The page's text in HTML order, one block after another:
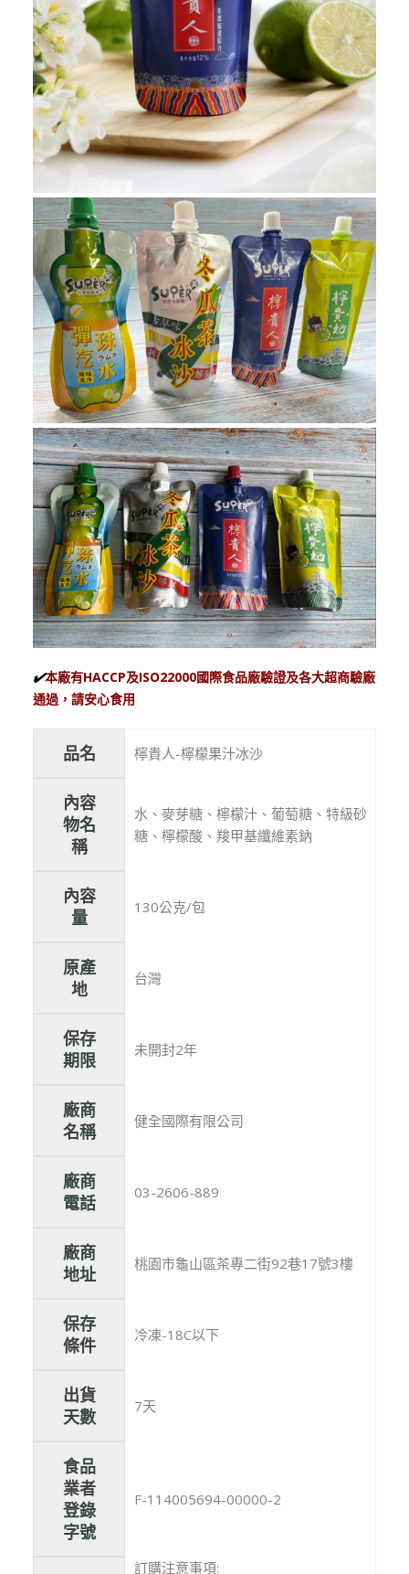
✔️本廠有HACCP及ISO22000國際食品廠驗證及各大超商驗廠
通過，請安心食用
品名 檸貴人-檸檬果汁冰沙
內容
物名
稱
水、麥芽糖、檸檬汁、葡萄糖、特級砂
糖、檸檬酸、羧甲基纖維素鈉
內容
量
130公克/包
原產
地
台灣
保存
期限
未開封2年
廠商
名稱
健全國際有限公司
廠商
電話
03-2606-889
廠商
地址
桃園市龜山區茶專二街92巷17號3樓
保存
條件
冷凍-18C以下
出貨
天數
7天
食品
業者
登錄
字號
F-114005694-00000-2
訂購注意事項: